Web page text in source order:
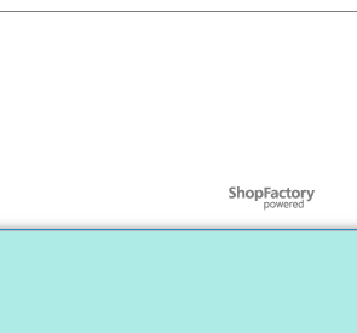
Webwinkel gemaakt met
ShopFactory webwinkel